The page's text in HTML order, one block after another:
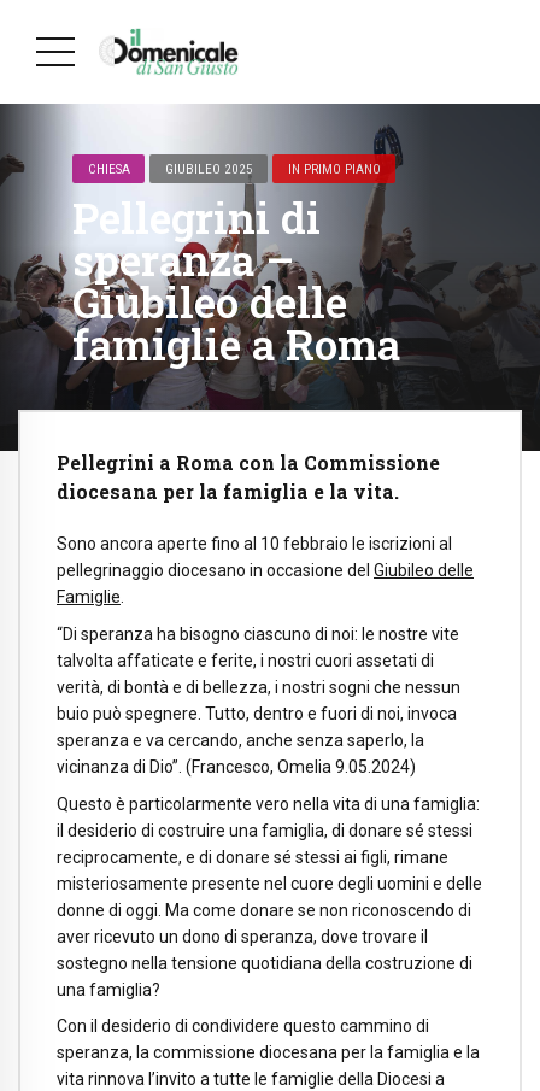
CHIESA GIUBILEO 2025 IN PRIMO PIANO
Pellegrini di
speranza –
Giubileo delle
famiglie a Roma
Pellegrini a Roma con la Commissione
diocesana per la famiglia e la vita.
Sono ancora aperte fino al 10 febbraio le iscrizioni al
pellegrinaggio diocesano in occasione del Giubileo delle
Famiglie
“Di speranza ha bisogno ciascuno di noi: le nostre vite
talvolta affaticate e ferite, i nostri cuori assetati di
verità, di bontà e di bellezza, i nostri sogni che nessun
buio può spegnere. Tutto, dentro e fuori di noi, invoca
speranza e va cercando, anche senza saperlo, la
vicinanza di Dio”. (Francesco, Omelia 9.05.2024)
Questo è particolarmente vero nella vita di una famiglia:
il desiderio di costruire una famiglia, di donare sé stessi
reciprocamente, e di donare sé stessi ai figli, rimane
misteriosamente presente nel cuore degli uomini e delle
donne di oggi. Ma come donare se non riconoscendo di
aver ricevuto un dono di speranza, dove trovare il
sostegno nella tensione quotidiana della costruzione di
una famiglia?
Con il desiderio di condividere questo cammino di
speranza, la commissione diocesana per la famiglia e la
vita rinnova l’invito a tutte le famiglie della Diocesi a